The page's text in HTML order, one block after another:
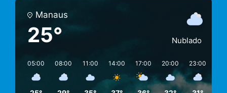
Manaus
25° Nublado
05:00 08:00 11:00 14:00 17:00 20:00 23:00